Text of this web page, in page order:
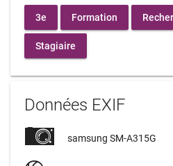
3e Formation
Stagiaire
Données EXIF
samsung SM-A315G